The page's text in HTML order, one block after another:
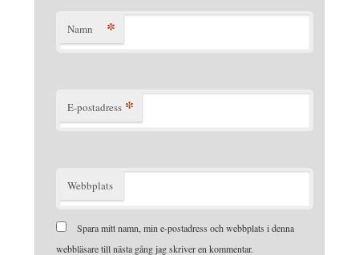
Namn *
E-postadress *
Webbplats
Spara mitt namn, min e-postadress och webbplats i denna
webbläsare till nästa gång jag skriver en kommentar.